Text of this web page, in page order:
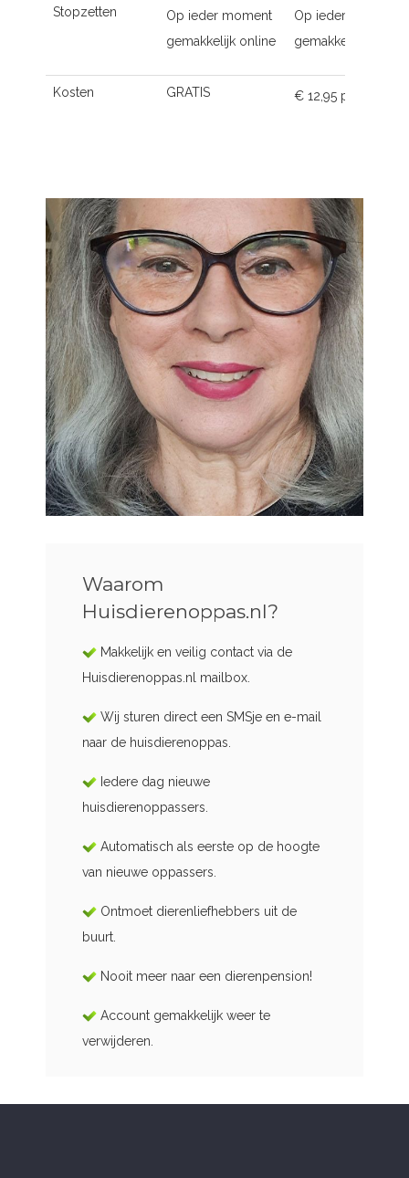
Stopzetten
Op ieder moment
gemakkelijk online
Op ieder moment
gemakkelijk online
Kosten GRATIS € 12,95 p.m.
Waarom
Huisdierenoppas.nl?
Makkelijk en veilig contact via de
Huisdierenoppas.nl mailbox.
Wij sturen direct een SMSje en e-mail
naar de huisdierenoppas.
Iedere dag nieuwe
huisdierenoppassers.
Automatisch als eerste op de hoogte
van nieuwe oppassers.
Ontmoet dierenliefhebbers uit de
buurt.
Nooit meer naar een dierenpension!
Account gemakkelijk weer te
verwijderen.